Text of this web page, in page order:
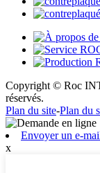
Copyright © Roc
réservés.
Plan du site-Plan du
Envoyer un e-
x